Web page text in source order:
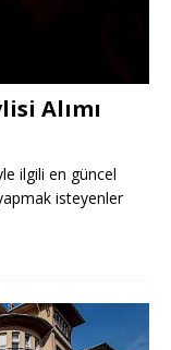
Alımı
ilgili en güncel
isteyenler